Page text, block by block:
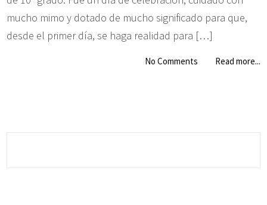
mucho mimo y dotado de mucho significado para que,
desde el primer día, se haga realidad para […]
No Comments Read more...